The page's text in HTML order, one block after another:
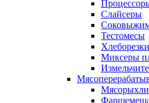
Слайсеры
Тестомесы
Хлеборезки
Миксеры